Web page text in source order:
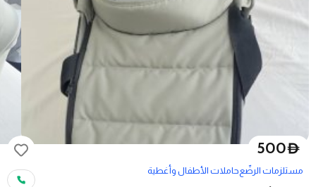
D
500
مستلزمات الرضّعحاملات الأطفال وأغطية